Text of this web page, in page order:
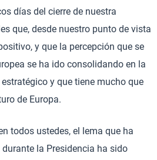
días del cierre de nuestra
que, desde nuestro punto de vista
y que la percepción que se
se ha ido consolidando en la
y que tiene mucho que
de Europa.
todos ustedes, el lema que ha
la Presidencia ha sido